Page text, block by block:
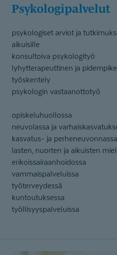
Psykologi­palvelut
psykologiset arviot ja
aikuisille
konsultoiva psykologityö
lyhytterapeuttinen ja
työskentely
psykologin vastaanottotyö
opiskeluhuollossa
neuvolassa ja
kasvatus- ja perheneuvonnassa
lasten, nuorten ja aikuisten
erikoissairaanhoidossa
vammaispalveluissa
työterveydessä
kuntoutuksessa
työllisyyspalveluissa